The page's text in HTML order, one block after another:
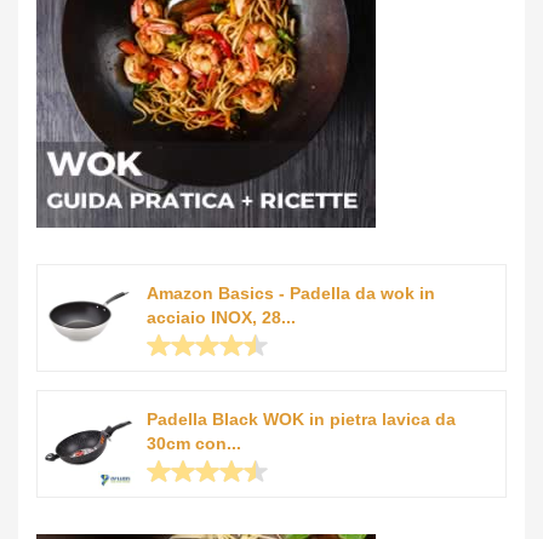
Amazon Basics - Padella da wok in
acciaio INOX, 28...
Padella Black WOK in pietra lavica da
30cm con...